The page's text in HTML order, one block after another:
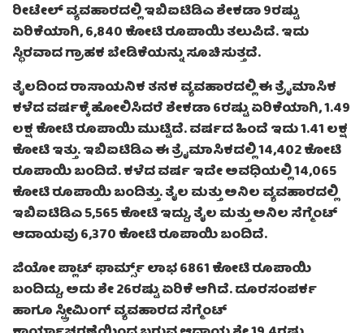
ರೀಟೇಲ್ ವ್ಯವಹಾರದಲ್ಲಿ ಇಬಿಐಟಿಡಿಎ ಶೇಕಡಾ 9ರಷ್ಟು
ಏರಿಕೆಯಾಗಿ, 6,840 ಕೋಟಿ ರೂಪಾಯಿ ತಲುಪಿದೆ. ಇದು
ಸ್ಥಿರವಾದ ಗ್ರಾಹಕ ಬೇಡಿಕೆಯನ್ನು ಸೂಚಿಸುತ್ತದೆ.
ತೈಲದಿಂದ ರಾಸಾಯನಿಕ ತನಕ ವ್ಯವಹಾರದಲ್ಲಿ ಈ ತ್ರೈಮಾಸಿಕ
ಕಳೆದ ವರ್ಷಕ್ಕೆ ಹೋಲಿಸಿದರೆ ಶೇಕಡಾ 6ರಷ್ಟು ಏರಿಕೆಯಾಗಿ, 1.49
ಲಕ್ಷ ಕೋಟಿ ರೂಪಾಯಿ ಮುಟ್ಟಿದೆ. ವರ್ಷದ ಹಿಂದೆ ಇದು 1.41 ಲಕ್ಷ
ಕೋಟಿ ಇತ್ತು. ಇಬಿಐಟಿಡಿಎ ಈ ತ್ರೈಮಾಸಿಕದಲ್ಲಿ 14,402 ಕೋಟಿ
ರೂಪಾಯಿ ಬಂದಿದೆ. ಕಳೆದ ವರ್ಷ ಇದೇ ಅವಧಿಯಲ್ಲಿ 14,065
ಕೋಟಿ ರೂಪಾಯಿ ಬಂದಿತ್ತು. ತೈಲ ಮತ್ತು ಅನಿಲ ವ್ಯವಹಾರದಲ್ಲಿ
ಇಬಿಐಟಿಡಿಎ 5,565 ಕೋಟಿ ಇದ್ದು, ತೈಲ ಮತ್ತು ಅನಿಲ ಸೆಗ್ಮೆಂಟ್
ಆದಾಯವು 6,370 ಕೋಟಿ ರೂಪಾಯಿ ಬಂದಿದೆ.
ಜಿಯೋ ಪ್ಲಾಟ್ ಫಾರ್ಮ್ಸ್ ಲಾಭ 6861 ಕೋಟಿ ರೂಪಾಯಿ
ಬಂದಿದ್ದು, ಅದು ಶೇ 26ರಷ್ಟು ಏರಿಕೆ ಆಗಿದೆ. ದೂರಸಂಪರ್ಕ
ಹಾಗೂ ಸ್ಟ್ರೀಮಿಂಗ್ ವ್ಯವಹಾರದ ಸೆಗ್ಮೆಂಟ್